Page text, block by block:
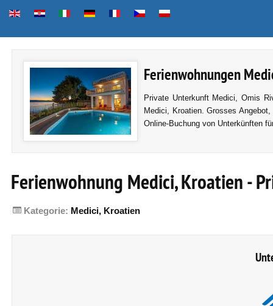
Ferienwohnungen
Private Unterkunft Medici, Omis
Medici, Kroatien. Grosses
Online-Buchung von Unterkünften
Ferienwohnung Medici, Kroatien -
Kategorie: Medici, Kroatien